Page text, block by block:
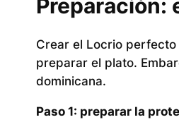
Preparación:
Crear el Locrio
preparar el plato.
dominicana.
Paso 1: preparar la